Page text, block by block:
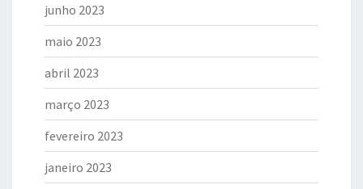
junho 2023
maio 2023
abril 2023
março 2023
fevereiro 2023
janeiro 2023